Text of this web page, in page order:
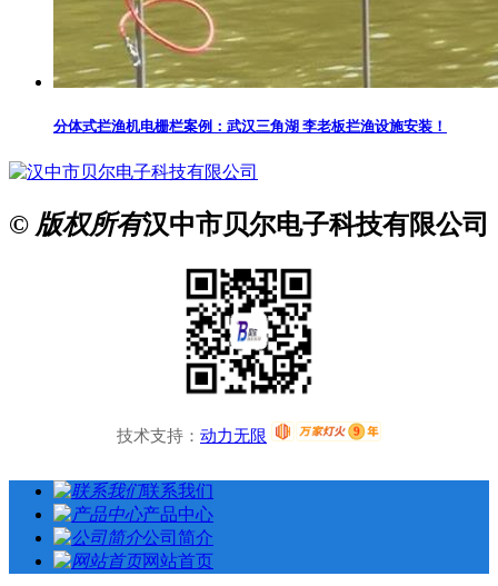
分体式拦渔机电栅栏案例：武汉三角湖 李老板拦渔设施安装！
© 版权所有汉中市贝尔电子科技有限公司
技术支持： 动力无限
联系我们
产品中心
公司简介
网站首页